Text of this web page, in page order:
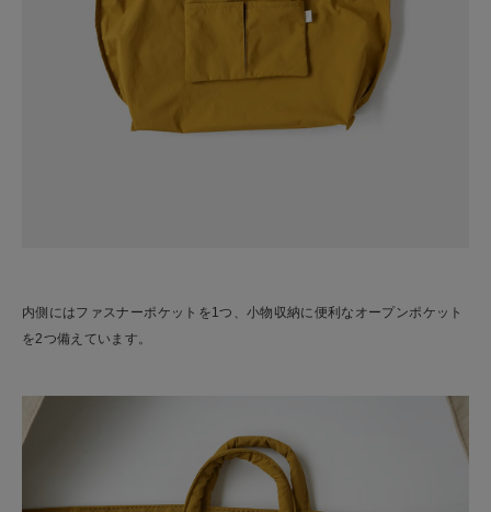
内側にはファスナーポケットを1つ、小物収納に便利なオープンポケット
を2つ備えています。